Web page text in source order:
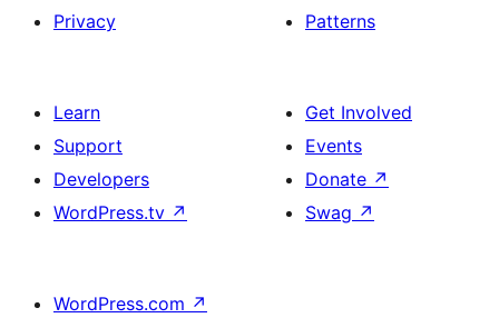
Privacy
Patterns
Learn
Support
Developers
WordPress.tv ↗
Get Involved
Events
Donate ↗
Swag ↗
WordPress.com ↗